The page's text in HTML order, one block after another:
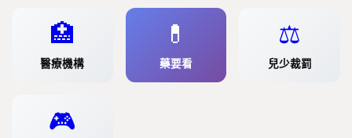
🏥
醫療機構
💊
藥要看
⚖️
兒少裁罰
🎮